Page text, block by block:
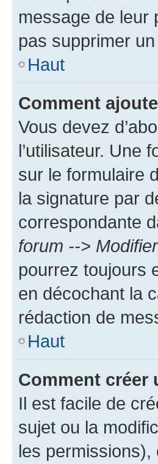
message de leur
pas supprimer
Haut
Comment
Vous devez
l’utilisateur. Une
sur le formulaire
la signature par
correspondante
forum -->
pourrez toujours
en décochant la
rédaction de
Haut
Comment créer
Il est facile de
sujet ou la
les permissions),